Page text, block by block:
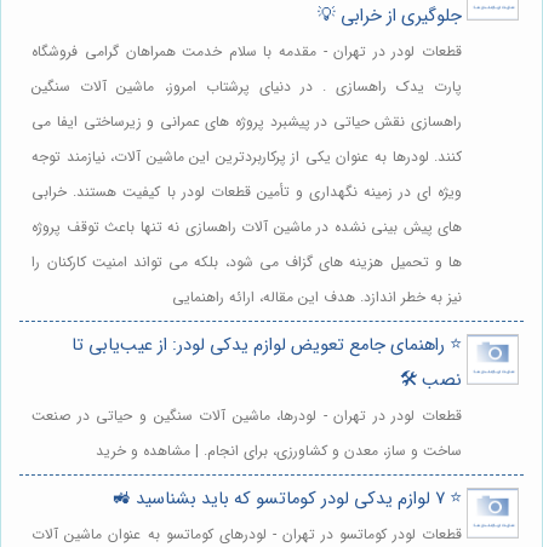
جلوگیری از خرابی 💡
قطعات لودر در تهران - مقدمه با سلام خدمت همراهان گرامی فروشگاه
پارت یدک راهسازی . در دنیای پرشتاب امروز، ماشین آلات سنگین
راهسازی نقش حیاتی در پیشبرد پروژه های عمرانی و زیرساختی ایفا می
کنند. لودرها به عنوان یکی از پرکاربردترین این ماشین آلات، نیازمند توجه
ویژه ای در زمینه نگهداری و تأمین قطعات لودر با کیفیت هستند. خرابی
های پیش بینی نشده در ماشین آلات راهسازی نه تنها باعث توقف پروژه
ها و تحمیل هزینه های گزاف می شود، بلکه می تواند امنیت کارکنان را
نیز به خطر اندازد. هدف این مقاله، ارائه راهنمایی
⭐️ راهنمای جامع تعویض لوازم یدکی لودر: از عیب‌یابی تا
نصب 🛠️
قطعات لودر در تهران - لودرها، ماشین آلات سنگین و حیاتی در صنعت
ساخت و ساز، معدن و کشاورزی، برای انجام. | مشاهده و خرید
⭐️ 7 لوازم یدکی لودر کوماتسو که باید بشناسید 🚜
قطعات لودر کوماتسو در تهران - لودرهای کوماتسو به عنوان ماشین آلات